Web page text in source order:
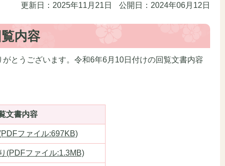
更新日：2025年11月21日 公開日：2024年06月12日
内容
とうございます。令和6年6月10日付けの回覧文書内容
文書内容
ファイル:697KB)
(PDFファイル:1.3MB)